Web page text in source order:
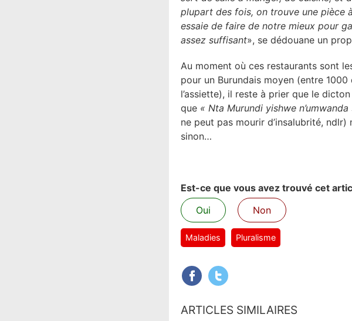
plupart des fois, on trouve une pièce
essaie de faire de notre mieux pour
assez suffisant», se dédouane un
Au moment où ces restaurants sont
pour un Burundais moyen (entre
l’assiette), il reste à prier que le
que « Nta Murundi yishwe n’umwanda
ne peut pas mourir d’insalubrité, ndlr)
sinon…
Est-ce que vous avez trouvé cet
Oui
Non
Maladies Pluralisme
ARTICLES SIMILAIRES